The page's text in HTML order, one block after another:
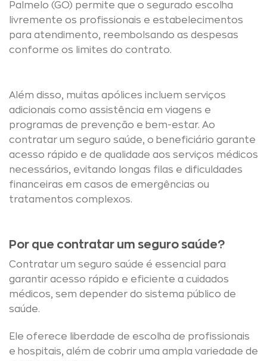
Palmelo (GO) permite que o segurado escolha
livremente os profissionais e estabelecimentos
para atendimento, reembolsando as despesas
conforme os limites do contrato.
Além disso, muitas apólices incluem serviços
adicionais como assistência em viagens e
programas de prevenção e bem-estar. Ao
contratar um seguro saúde, o beneficiário garante
acesso rápido e de qualidade aos serviços médicos
necessários, evitando longas filas e dificuldades
financeiras em casos de emergências ou
tratamentos complexos.
Por que contratar um seguro saúde?
Contratar um seguro saúde é essencial para
garantir acesso rápido e eficiente a cuidados
médicos, sem depender do sistema público de
saúde.
Ele oferece liberdade de escolha de profissionais
e hospitais, além de cobrir uma ampla variedade de